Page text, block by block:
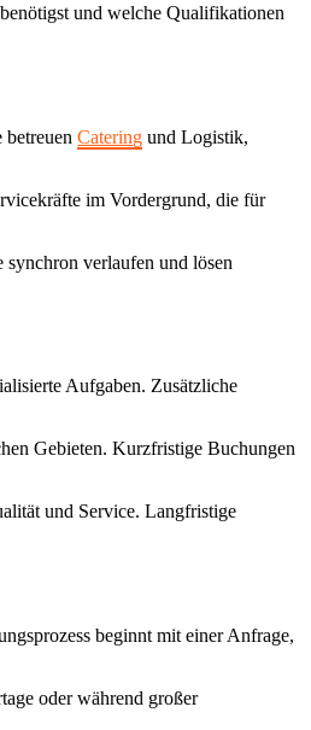
und welche Qualifikationen
betreuenCatering und Logistik,
im Vordergrund, die für
synchron verlaufen und lösen
Aufgaben. Zusätzliche
Gebieten. Kurzfristige Buchungen
und Service. Langfristige
beginnt mit einer Anfrage,
oder während großer